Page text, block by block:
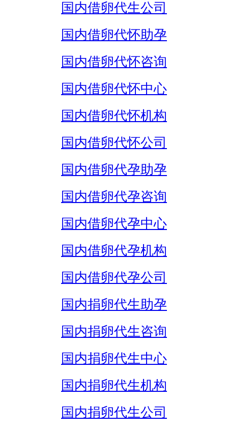
国内借卵代生公司
国内借卵代怀助孕
国内借卵代怀咨询
国内借卵代怀中心
国内借卵代怀机构
国内借卵代怀公司
国内借卵代孕助孕
国内借卵代孕咨询
国内借卵代孕中心
国内借卵代孕机构
国内借卵代孕公司
国内捐卵代生助孕
国内捐卵代生咨询
国内捐卵代生中心
国内捐卵代生机构
国内捐卵代生公司